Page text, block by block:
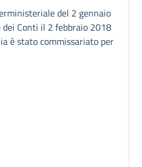
del 2 gennaio
Conti il 2 febbraio 2018
è stato commissariato per